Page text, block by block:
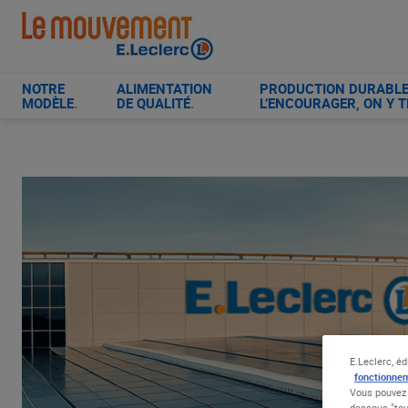
Aller
contenu
NOTRE
MODÈLE.
ALIMENTATION
DE QUALITÉ.
PRODUCTION
L’ENCOURAGER, ON Y
E.Leclerc,
Vous